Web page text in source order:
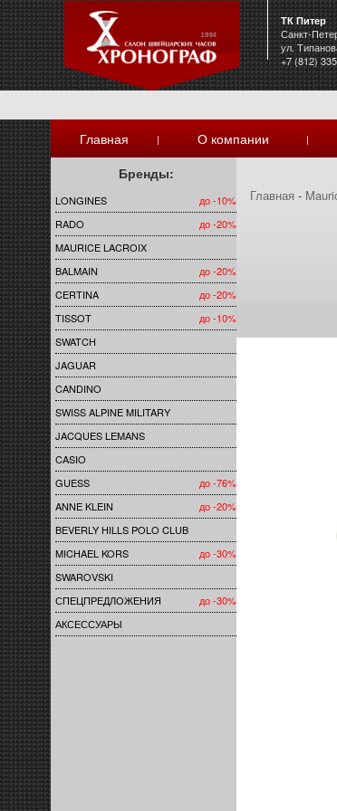
ТК Питер
Санкт-
ул.
+7 (812)
Главная
| О компании |
Бренды:
LONGINES
до -10%
RADO
до -20%
MAURICE LACROIX
BALMAIN
до -20%
CERTINA
до -20%
TISSOT
до -10%
SWATCH
JAGUAR
CANDINO
SWISS ALPINE MILITARY
JACQUES LEMANS
CASIO
GUESS
до -76%
ANNE KLEIN
до -20%
BEVERLY HILLS POLO CLUB
MICHAEL KORS
до -30%
SWAROVSKI
СПЕЦПРЕДЛОЖЕНИЯ
до -30%
АКСЕССУАРЫ
Главная -